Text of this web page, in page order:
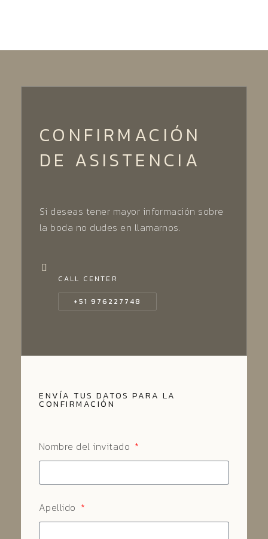
CONFIRMACIÓN
DE ASISTENCIA
Si deseas tener mayor información sobre
la boda no dudes en llamarnos.
CALL CENTER
+51 976227748
ENVÍA TUS DATOS PARA LA
CONFIRMACIÓN
Nombre del invitado
Apellido